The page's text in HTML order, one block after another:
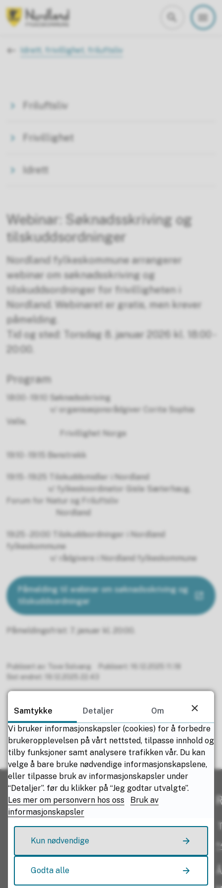
Du er her:
Idrett, frivillighet, friluftsliv
Friluftsliv
Frivillighet
Idrett
Webinar: Søknadsskriving og
tilskuddsordninger
Nordland fylkeskommune arrangerer
webinar om søknadsskriving og
tilskuddsordninger for frivilligheten i
Nordland. Webinaret er gratis, men krever
påmelding.
Tid og sted: Torsdag 8. januar 2026 kl. 18:00 -
20:00.
Program
18:00 - 19:10 Søknadsskriving
v/ organisasjonsrådgiver Corita Sophia
Valle,
Frivillighet Norge
19:10 - 19:15 Benstrekk
19:15 - 19:25 Tilskuddsmidler i Nordland
v/ fylkeskoordinator Gisle Sæterhaug,
Forum for Natur og Friluftsliv
Nordland
19:25 - 20:00 Tilskuddsordninger i Nordland
fylkeskommune
v/ rådgivere i Nordland fylkeskommune
Påmelding til webinar om søknadsskriving og
tilskuddsordninger
Påmeldingsfrist: 7. januar kl. 20:00.
Publisert av Tove Solvang Publisert
Sist endret
Fant du det du lette etter?
Samtykke Detaljer
Om
Vi bruker informasjonskapsler (cookies) for å forbedre
brukeropplevelsen på vårt nettsted, tilpasse innhold og
tilby funksjoner samt analysere trafikken vår. Du kan
velge å bare bruke nødvendige informasjonskapslene,
eller tilpasse bruk av informasjonskapsler under
“Detaljer”. før du klikker på “Jeg godtar utvalgte”.
Les mer om personvern hos oss
Bruk av
informasjonskapsler
Kun nødvendige
Godta alle